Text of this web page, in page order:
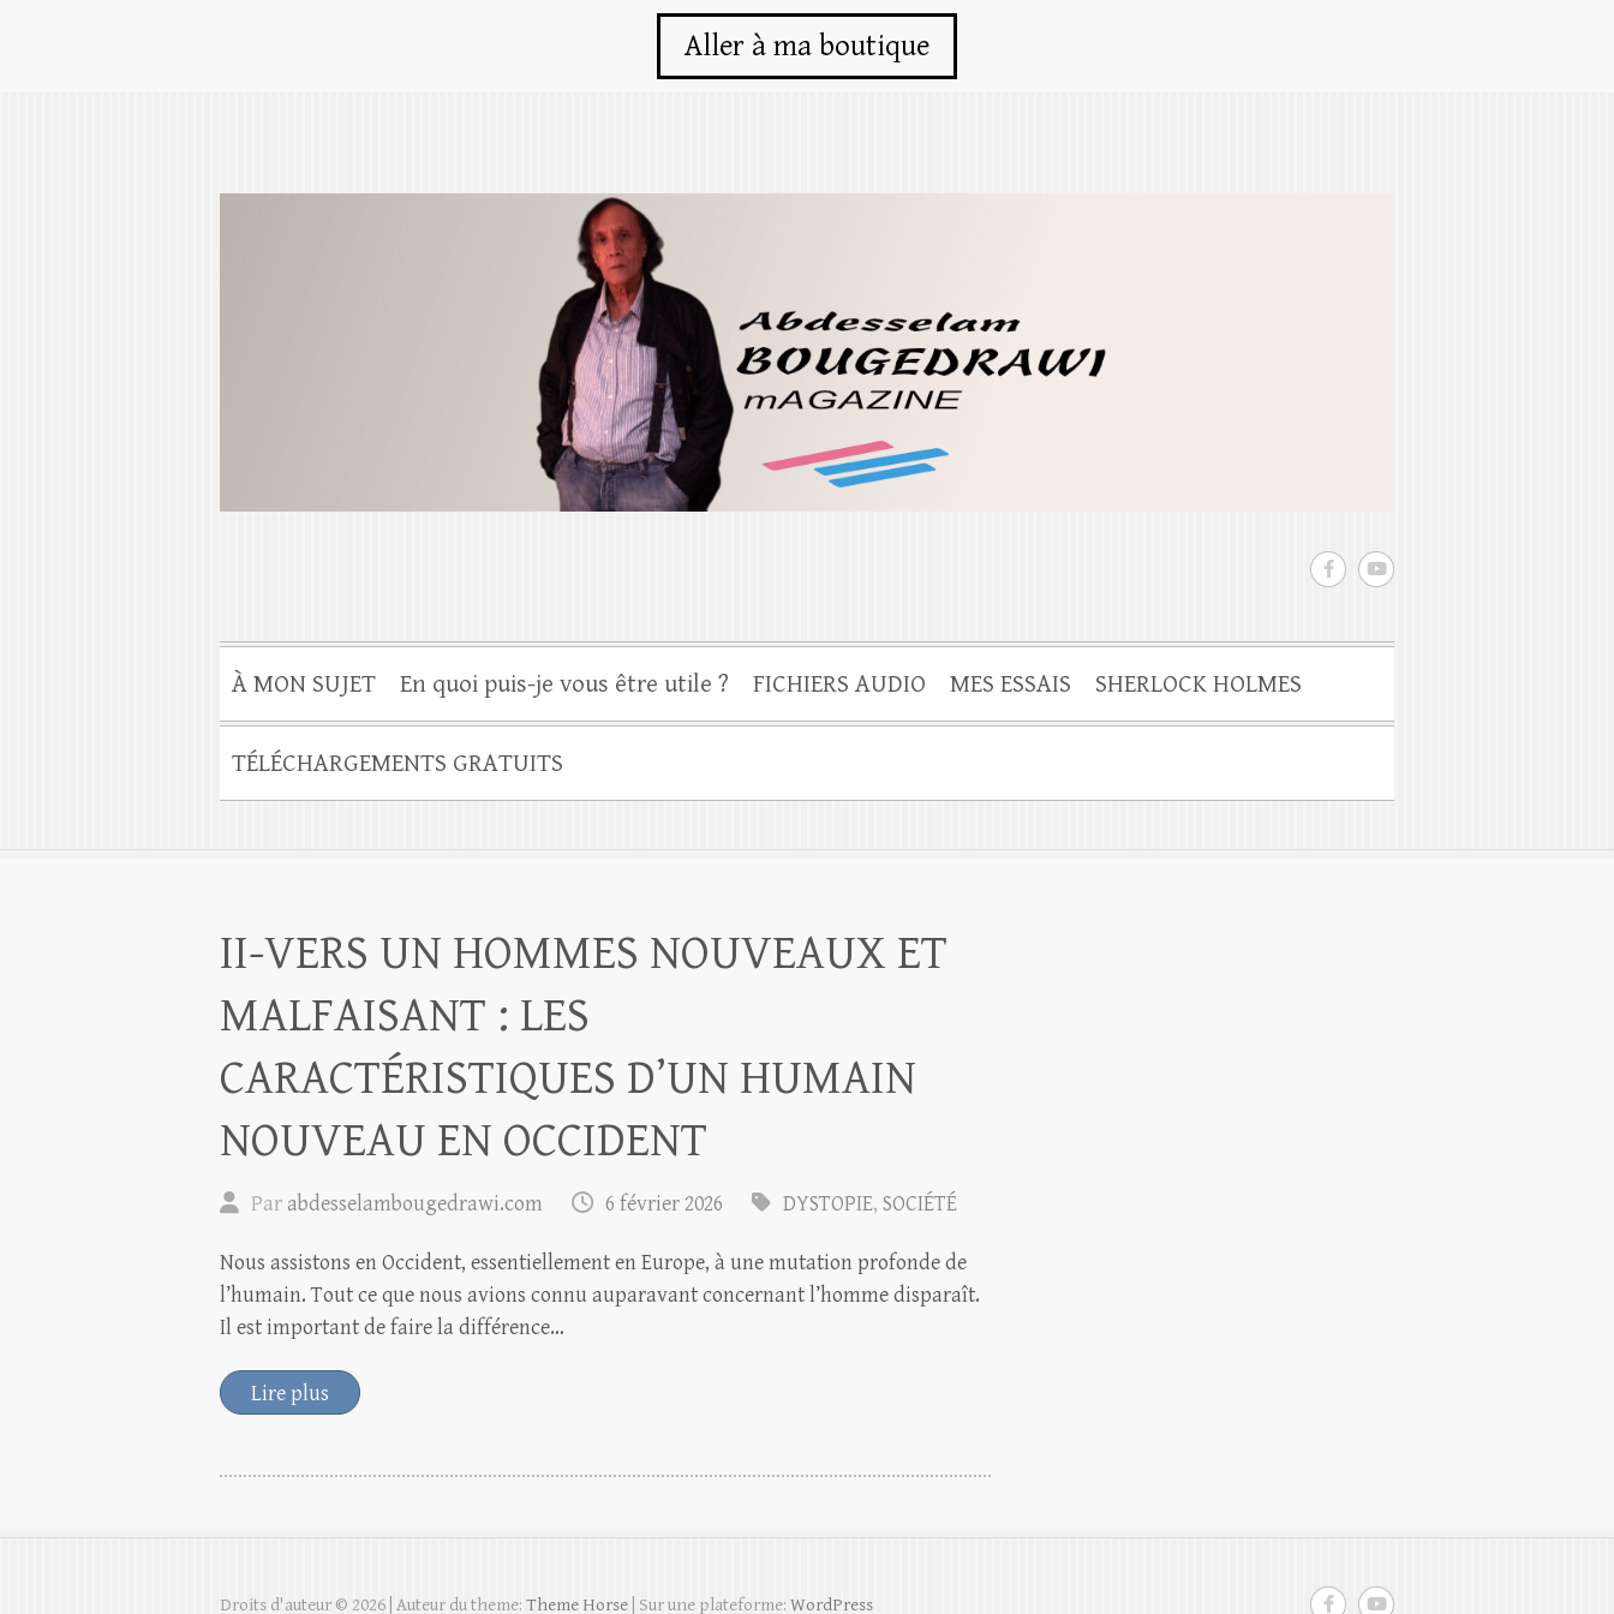
Aller à ma boutique
À MON SUJET En quoi puis-je vous être utile ? FICHIERS AUDIO MES ESSAIS SHERLOCK HOLMES
TÉLÉCHARGEMENTS GRATUITS
II-VERS UN HOMMES NOUVEAUX ET
MALFAISANT : LES
CARACTÉRISTIQUES D’UN HUMAIN
NOUVEAU EN OCCIDENT
Par abdesselambougedrawi.com 6 février 2026 DYSTOPIE, SOCIÉTÉ
Nous assistons en Occident, essentiellement en Europe, à une mutation profonde de
l’humain. Tout ce que nous avions connu auparavant concernant l’homme disparaît.
Il est important de faire la différence…
Lire plus
Droits d'auteur © 2026 | Auteur du theme: Theme Horse | Sur une plateforme: WordPress